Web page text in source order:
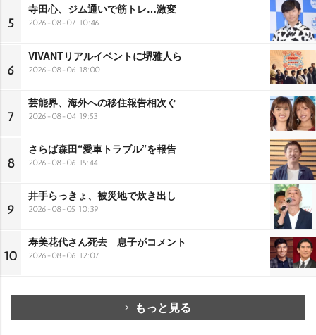
5
寺田心、ジム通いで筋トレ…激変
2026-08-07 10:46
6
VIVANTリアルイベントに堺雅人ら
2026-08-06 18:00
7
芸能界、海外への移住報告相次ぐ
2026-08-04 19:53
8
さらば森田“愛車トラブル”を報告
2026-08-06 15:44
9
井手らっきょ、被災地で炊き出し
2026-08-05 10:39
10
寿美花代さん死去 息子がコメント
2026-08-06 12:07
もっと見る